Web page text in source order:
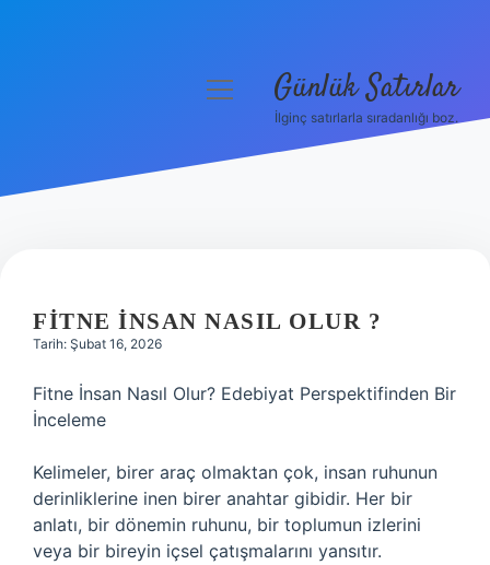
Hakkımızda
menüyü Günlük Satırlar
İlginç satırlarla sıradanlığı boz.
FITNE INSAN NASIL OLUR ?
Tarih: Şubat 16, 2026
Fitne İnsan Nasıl Olur? Edebiyat Perspektifinden Bir
İnceleme
Kelimeler, birer araç olmaktan çok, insan ruhunun
derinliklerine inen birer anahtar gibidir. Her bir
anlatı, bir dönemin ruhunu, bir toplumun izlerini
veya bir bireyin içsel çatışmalarını yansıtır.